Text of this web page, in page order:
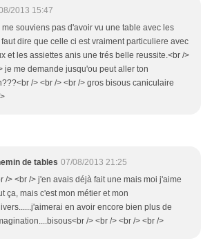
2013 15:47
me souviens pas d'avoir vu une table avec les
dire que celle ci est vraiment particuliere avec
et les assiettes anis une trés belle reussite.<br />
je me demande jusqu'ou peut aller ton
/> <br /> <br /> gros bisous caniculaire
de tables 07/08/2013 21:25
/> <br /> j'en avais déjà fait une mais moi j'aime
ça, mais c'est mon métier et mon
en avoir encore bien plus de
/> <br /> <br /> <br />